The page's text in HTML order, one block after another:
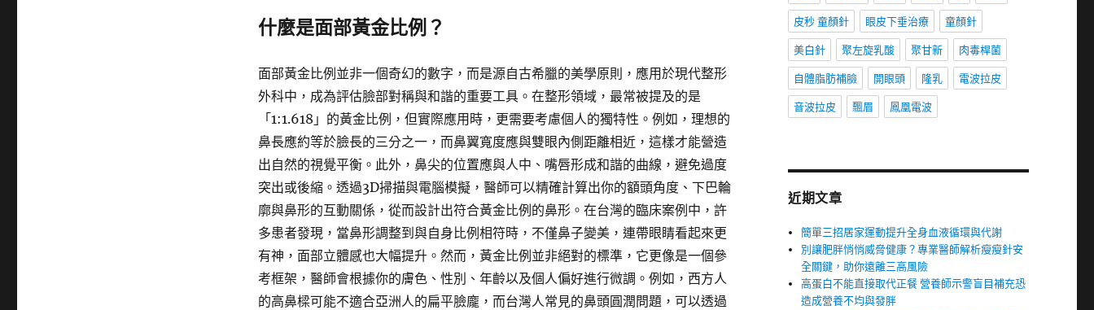
什麼是面部黃金比例？
面部黃金比例並非一個奇幻的數字，而是源自古希臘的美學原則，應用於現代整形
外科中，成為評估臉部對稱與和諧的重要工具。在整形領域，最常被提及的是
「1:1.618」的黃金比例，但實際應用時，更需要考慮個人的獨特性。例如，理想的
鼻長應約等於臉長的三分之一，而鼻翼寬度應與雙眼內側距離相近，這樣才能營造
出自然的視覺平衡。此外，鼻尖的位置應與人中、嘴唇形成和諧的曲線，避免過度
突出或後縮。透過3D掃描與電腦模擬，醫師可以精確計算出你的額頭角度、下巴輪
廓與鼻形的互動關係，從而設計出符合黃金比例的鼻形。在台灣的臨床案例中，許
多患者發現，當鼻形調整到與自身比例相符時，不僅鼻子變美，連帶眼睛看起來更
有神，面部立體感也大幅提升。然而，黃金比例並非絕對的標準，它更像是一個參
考框架，醫師會根據你的膚色、性別、年齡以及個人偏好進行微調。例如，西方人
的高鼻樑可能不適合亞洲人的扁平臉龐，而台灣人常見的鼻頭圓潤問題，可以透過
皮秒 童顏針 眼皮下垂治療 童顏針
美白針 聚左旋乳酸 聚甘新 肉毒桿菌
自體脂肪補臉 開眼頭 隆乳 電波拉皮
音波拉皮 飄眉 鳳凰電波
近期文章
簡單三招居家運動提升全身血液循環與代謝
別讓肥胖悄悄威脅健康？專業醫師解析瘦瘦針安
全關鍵，助你遠離三高風險
高蛋白不能直接取代正餐 營養師示警盲目補充恐
造成營養不均與發胖